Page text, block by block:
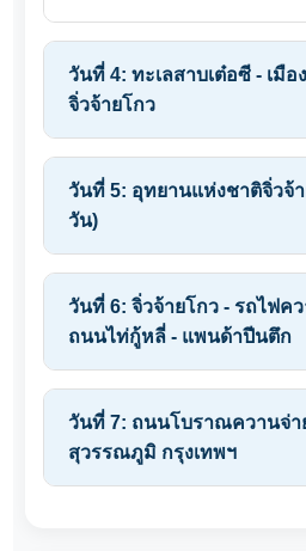
วันที่ 4: ทะเลสาบเต๋อซี - เมื
จิ่วจ้ายโกว
วันที่ 5: อุทยานแห่งชาติจิ่วจ้า
วัน)
วันที่ 6: จิ่วจ้ายโกว - รถไฟคว
ถนนไท่กู้หลี่ - แพนด้าปีนตึก
วันที่ 7: ถนนโบราณควานจ่า
สุวรรณภูมิ กรุงเทพฯ